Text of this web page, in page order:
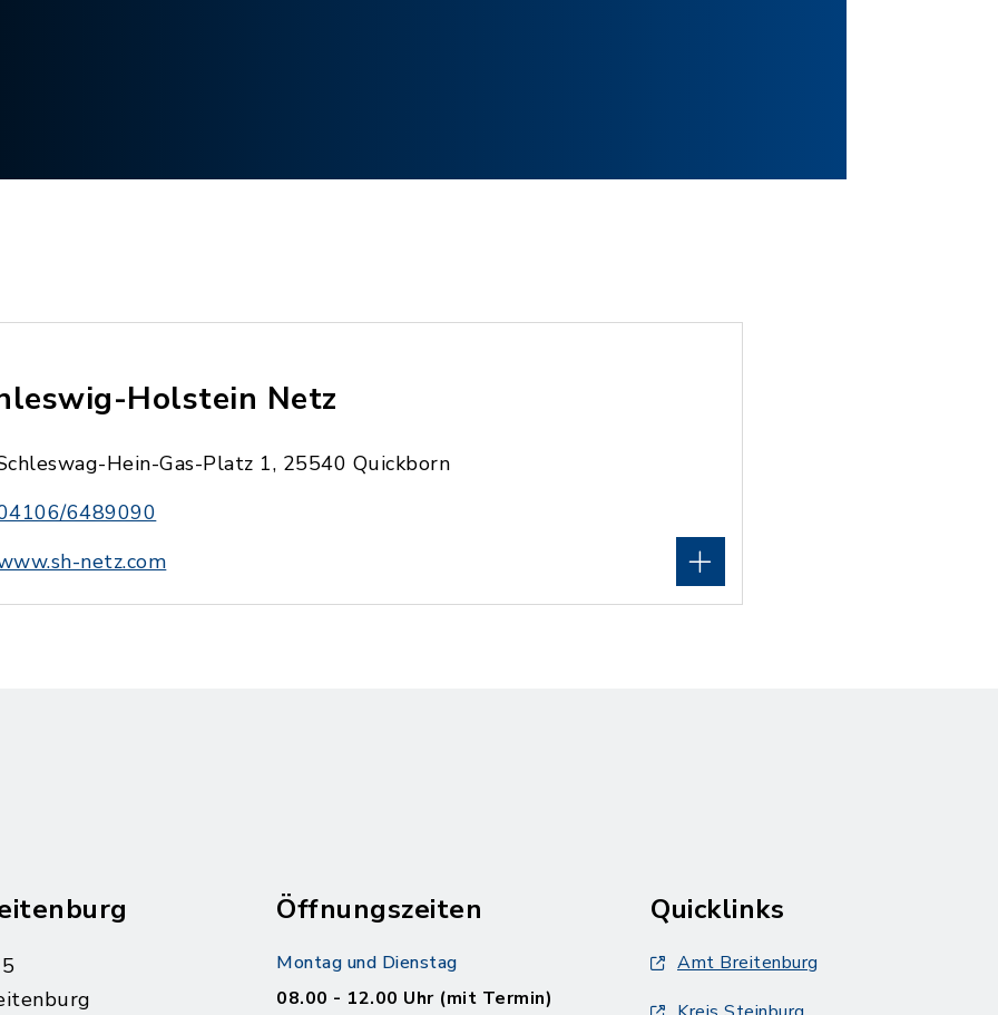
Holstein Netz
Hein-Gas-Platz 1, 25540 Quickborn
6489090
netz.com
Öffnungszeiten
Montag und Dienstag
08.00 - 12.00 Uhr (mit Termin)
Quicklinks
Amt Breitenburg